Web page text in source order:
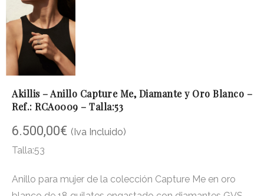
Akillis – Anillo Capture Me, Diamante y Oro Blanco –
Ref.: RCA0009 – Talla:53
6.500,00€ (Iva Incluido)
Talla:53
Anillo para mujer de la colección Capture Me en oro